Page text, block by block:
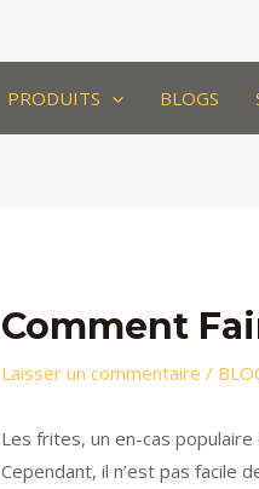
PRODUITS BLOGS
Comment
Laisser un commentaire /
Les frites, un en-cas
Cependant, il n’est pas facile